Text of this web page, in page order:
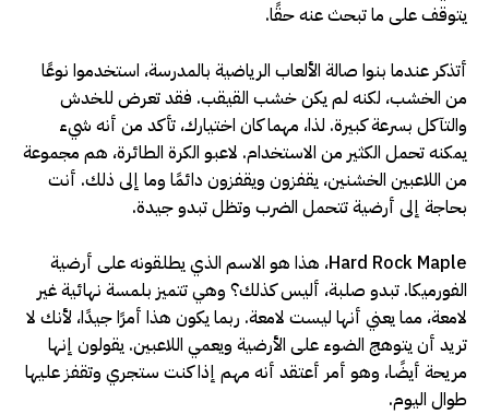
يتوقف على ما تبحث عنه حقًا.
أتذكر عندما بنوا صالة الألعاب الرياضية بالمدرسة، استخدموا نوعًا
من الخشب، لكنه لم يكن خشب القيقب. فقد تعرض للخدش
والتآكل بسرعة كبيرة. لذا، مهما كان اختيارك، تأكد من أنه شيء
يمكنه تحمل الكثير من الاستخدام. لاعبو الكرة الطائرة، هم مجموعة
من اللاعبين الخشنين، يقفزون ويقفزون دائمًا وما إلى ذلك. أنت
بحاجة إلى أرضية تتحمل الضرب وتظل تبدو جيدة.
Hard Rock Maple، هذا هو الاسم الذي يطلقونه على أرضية
الفورميكا. تبدو صلبة، أليس كذلك؟ وهي تتميز بلمسة نهائية غير
لامعة، مما يعني أنها ليست لامعة. ربما يكون هذا أمرًا جيدًا، لأنك لا
تريد أن يتوهج الضوء على الأرضية ويعمي اللاعبين. يقولون إنها
مريحة أيضًا، وهو أمر أعتقد أنه مهم إذا كنت ستجري وتقفز عليها
طوال اليوم.